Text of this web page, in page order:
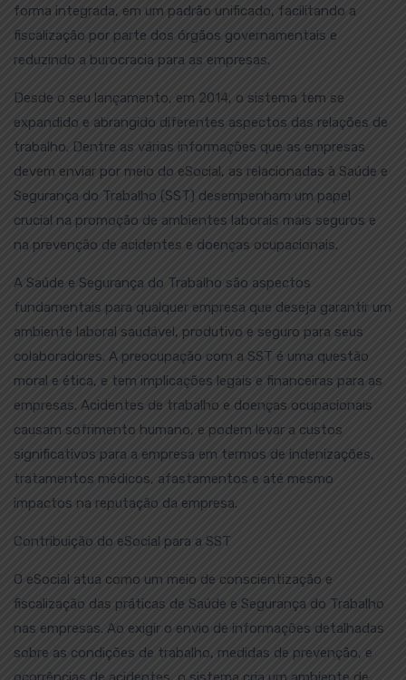
forma integrada, em um padrão unificado, facilitando a
fiscalização por parte dos órgãos governamentais e
reduzindo a burocracia para as empresas.
Desde o seu lançamento, em 2014, o sistema tem se
expandido e abrangido diferentes aspectos das relações de
trabalho. Dentre as várias informações que as empresas
devem enviar por meio do eSocial, as relacionadas à Saúde e
Segurança do Trabalho (SST) desempenham um papel
crucial na promoção de ambientes laborais mais seguros e
na prevenção de acidentes e doenças ocupacionais.
A Saúde e Segurança do Trabalho são aspectos
fundamentais para qualquer empresa que deseja garantir um
ambiente laboral saudável, produtivo e seguro para seus
colaboradores. A preocupação com a SST é uma questão
moral e ética, e tem implicações legais e financeiras para as
empresas. Acidentes de trabalho e doenças ocupacionais
causam sofrimento humano, e podem levar a custos
significativos para a empresa em termos de indenizações,
tratamentos médicos, afastamentos e até mesmo
impactos na reputação da empresa.
Contribuição do eSocial para a SST
O eSocial atua como um meio de conscientização e
fiscalização das práticas de Saúde e Segurança do Trabalho
nas empresas. Ao exigir o envio de informações detalhadas
sobre as condições de trabalho, medidas de prevenção, e